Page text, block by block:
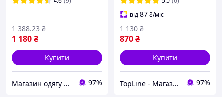
1 180₴
1 388.23 ₴
Купити
Магазин одягу та взуття Bootlords 97%
від87₴/міс
870₴
1 130 ₴
Купити
TopLine - Магазин крутих товарів 97%